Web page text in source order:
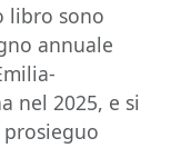
libro sono
annuale
nel 2025, e si